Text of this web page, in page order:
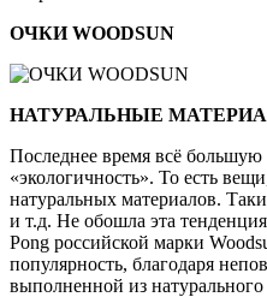
ОЧКИ WOODSUN
НАТУРАЛЬНЫЕ
Последнее время всё большую
«экологичность». То есть
натуральных материалов.
и т.д. Не обошла эта
Pong российской марки
популярность, благодаря
выполненной из натурального